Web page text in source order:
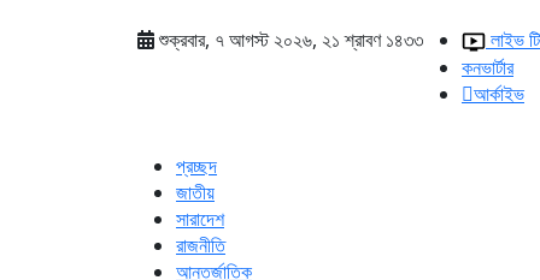
শুক্রবার, ৭ আগস্ট ২০২৬, ২১ শ্রাবণ ১৪৩৩
লাইভ
কনভার্টার
আর্কাইভ
প্রচ্ছদ
জাতীয়
সারাদেশ
রাজনীতি
আন্তর্জাতিক